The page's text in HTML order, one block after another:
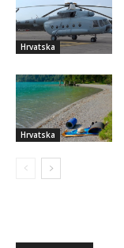
Hrvatska
Hrvatska